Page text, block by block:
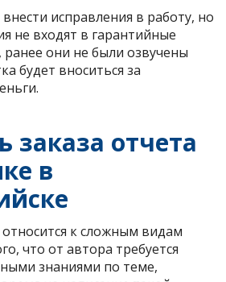
исправления в работу, но
не входят в гарантийные
ранее они не были озвучены
будет вноситься за
заказа отчета
в
к сложным видам
что от автора требуется
знаниями по теме,